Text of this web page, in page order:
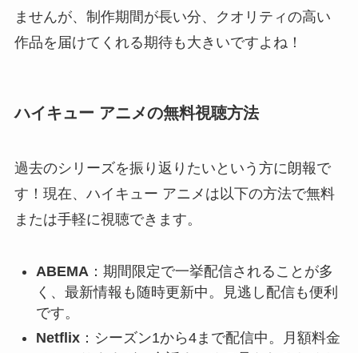
ませんが、制作期間が長い分、クオリティの高い
作品を届けてくれる期待も大きいですよね！
ハイキュー アニメの無料視聴方法
過去のシリーズを振り返りたいという方に朗報で
す！現在、ハイキュー アニメは以下の方法で無料
または手軽に視聴できます。
ABEMA：期間限定で一挙配信されることが多
く、最新情報も随時更新中。見逃し配信も便利
です。
Netflix：シーズン1から4まで配信中。月額料金